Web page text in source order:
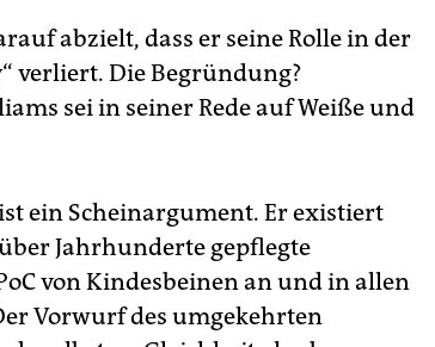
abzielt, dass er seine Rolle in der
verliert. Die Begründung?
sei in seiner Rede auf Weiße und
ein Scheinargument. Er existiert
Jahrhunderte gepflegte
von Kindesbeinen an und in allen
Vorwurf des umgekehrten